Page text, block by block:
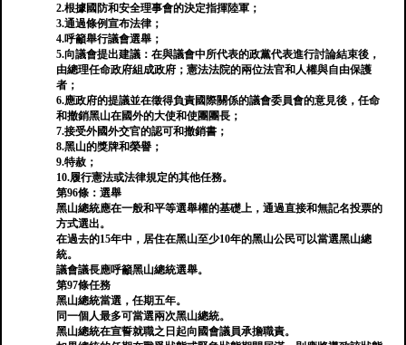
2.根據國防和安全理事會的決定指揮陸軍；
3.通過條例宣布法律；
4.呼籲舉行議會選舉；
5.向議會提出建議：在與議會中所代表的政黨代表進行討論結束後，
由總理任命政府組成政府；憲法法院的兩位法官和人權與自由保護
者；
6.應政府的提議並在徵得負責國際關係的議會委員會的意見後，任命
和撤銷黑山在國外的大使和使團團長；
7.接受外國外交官的認可和撤銷書；
8.黑山的獎牌和榮譽；
9.特赦；
10.履行憲法或法律規定的其他任務。
第96條：選舉
黑山總統應在一般和平等選舉權的基礎上，通過直接和無記名投票的
方式選出。
在過去的15年中，居住在黑山至少10年的黑山公民可以當選黑山總
統。
議會議長應呼籲黑山總統選舉。
第97條任務
黑山總統當選，任期五年。
同一個人最多可當選兩次黑山總統。
黑山總統在宣誓就職之日起向國會議員承擔職責。